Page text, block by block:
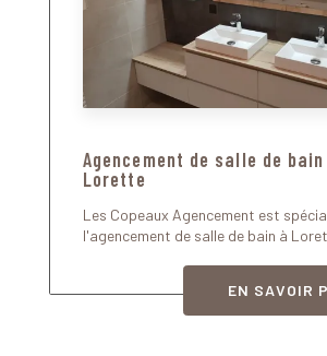
Agencement de salle de
Lorette
Les Copeaux Agencement est
l'agencement de salle de bain à
EN SAVOIR